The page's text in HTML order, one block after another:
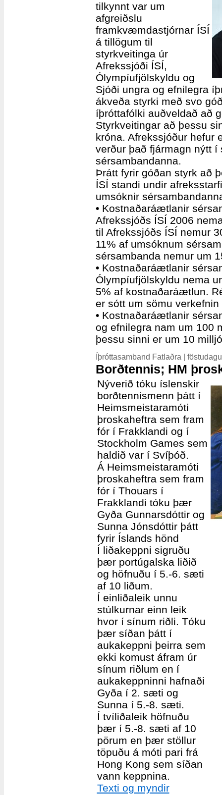
tilkynnt var um
afgreiðslu
framkvæmdastjórnar ÍSÍ
á tillögum til
styrkveitinga úr
Afrekssjóði ÍSÍ,
Ólympíufjölskyldu og
Sjóði ungra og efnilegra
ákveða styrki með svo
íþróttafólki auðveldað að
Styrkveitingar að þessu
króna. Afrekssjóður hefur
verður það fjármagn nýtt
sérsambandanna.
Þrátt fyrir góðan styrk að
ÍSÍ standi undir
umsóknir
• Kostnaðaráætlanir
Afrekssjóðs ÍSÍ 2006
til Afrekssjóðs ÍSÍ nemur
11% af umsóknum
sérsambanda nemur um
• Kostnaðaráætlanir
Ólympíufjölskyldu nema
5% af kostnaðaráætlun.
er sótt um sömu
• Kostnaðaráætlanir
og efnilegra nam um 100
þessu sinni er um 10
Íþróttasamband Fatlaðra |
Borðtennis; HM
Nýverið tóku íslenskir
borðtennismenn þátt í
Heimsmeistaramóti
þroskaheftra sem fram
fór í Frakklandi og í
Stockholm Games sem
haldið var í Svíþóð.
Á Heimsmeistaramóti
þroskaheftra sem fram
fór í Thouars í
Frakklandi tóku þær
Gyða Gunnarsdóttir og
Sunna Jónsdóttir þátt
fyrir Íslands hönd
Í liðakeppni sigruðu
þær portúgalska liðið
og höfnuðu í 5.-6. sæti
af 10 liðum.
Í einliðaleik unnu
stúlkurnar einn leik
hvor í sínum riðli. Tóku
þær síðan þátt í
aukakeppni þeirra sem
ekki komust áfram úr
sínum riðlum en í
aukakeppninni hafnaði
Gyða í 2. sæti og
Sunna í 5.-8. sæti.
Í tvíliðaleik höfnuðu
þær í 5.-8. sæti af 10
pörum en þær stöllur
töpuðu á móti pari frá
Hong Kong sem síðan
vann keppnina.
Texti og myndir